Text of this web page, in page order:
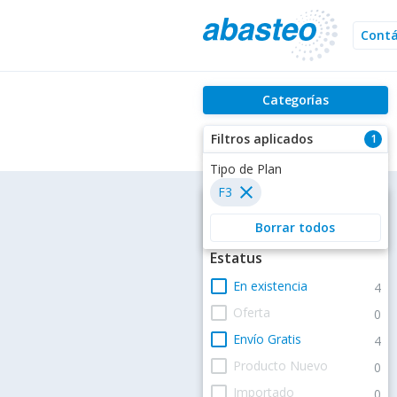
Categorías
1
Filtros aplicados
Filtros
Estatus
check_box_outline_blank En existencia 4
check_box_outline_blank Oferta 0
check_box_outline_blank Envío Gratis 4
check_box_outline_blank Producto Nuevo 0
check_box_outline_blank Importado